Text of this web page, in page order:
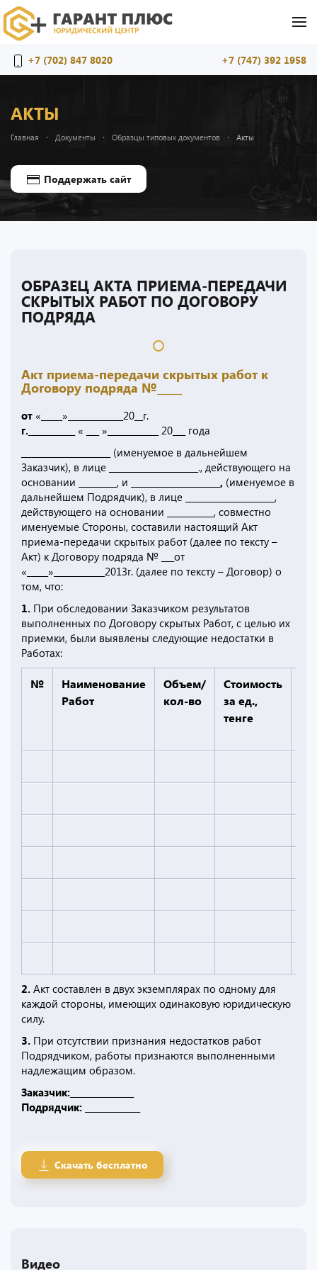
+7 (702) 847 8020 +7 (747) 392 1958
АКТЫ
Главная Документы Образцы типовых документов Акты
Поддержать сайт
ОБРАЗЕЦ АКТА ПРИЕМА-ПЕРЕДАЧИ
СКРЫТЫХ РАБОТ ПО ДОГОВОРУ
ПОДРЯДА
Акт приема-передачи скрытых работ к
Договору подряда №_____
от «_____»_____________20__г.
г. ___________ « ___ »____________ 20___ года
(именуемое в дальнейшем
Заказчик), в лице _____________________., действующего на
основании _________, и
_____________________, (именуемое в
дальнейшем Подрядчик), в лице _____________________,
действующего на основании ___________, совместно
именуемые Стороны, составили настоящий Акт
приема-передачи скрытых работ (далее по тексту –
Акт) к Договору подряда № ___от
«_____»____________2013г. (далее по тексту – Договор) о
том, что:
1. При обследовании Заказчиком результатов
выполненных по Договору скрытых Работ, с целью их
приемки, были выявлены следующие недостатки в
Работах:
№
Наименование
Работ
Объем/
кол-во
Стоимость
за ед.,
тенге
2. Акт составлен в двух экземплярах по одному для
каждой стороны, имеющих одинаковую юридическую
силу.
3. При отсутствии признания недостатков работ
Подрядчиком, работы признаются выполненными
надлежащим образом.
Заказчик:_______________
Подрядчик: _____________
Скачать бесплатно
Видео